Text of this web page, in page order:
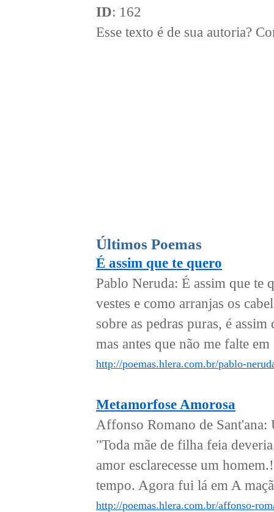
ID: 162
Esse texto é de sua autoria?
Últimos Poemas
É assim que te quero
Pablo Neruda: É assim que te
vestes e como arranjas os
sobre as pedras puras, é
mas antes que não me falte
http://poemas.hlera.com.br/pablo-
Metamorfose Amorosa
Affonso Romano de Sant'ana:
"Toda mãe de filha feia
amor esclarecesse um
tempo. Agora fui lá em A
http://poemas.hlera.com.br/affonso-